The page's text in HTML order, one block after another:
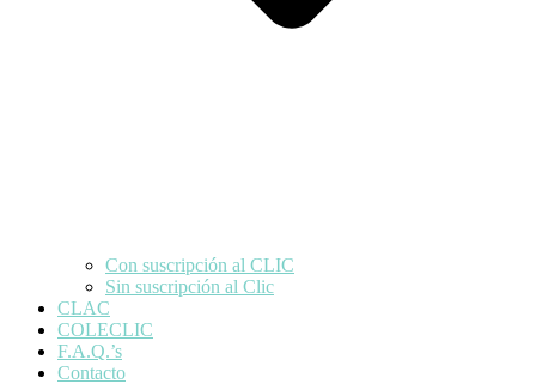
Con suscripción al CLIC
Sin suscripción al Clic
CLAC
COLECLIC
F.A.Q.’s
Contacto